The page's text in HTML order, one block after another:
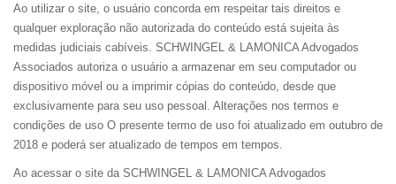
Ao utilizar o site, o usuário concorda em respeitar tais direitos e
qualquer exploração não autorizada do conteúdo está sujeita às
medidas judiciais cabíveis. SCHWINGEL & LAMONICA Advogados
Associados autoriza o usuário a armazenar em seu computador ou
dispositivo móvel ou a imprimir cópias do conteúdo, desde que
exclusivamente para seu uso pessoal. Alterações nos termos e
condições de uso O presente termo de uso foi atualizado em outubro de
2018 e poderá ser atualizado de tempos em tempos.
Ao acessar o site da SCHWINGEL & LAMONICA Advogados